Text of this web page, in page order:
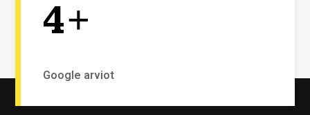
4+
Google arviot